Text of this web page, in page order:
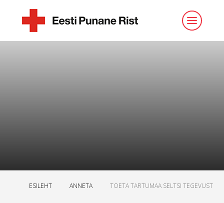
ESILEHT ANNETA TOETA TARTUMAA SELTSI TEGEVUST